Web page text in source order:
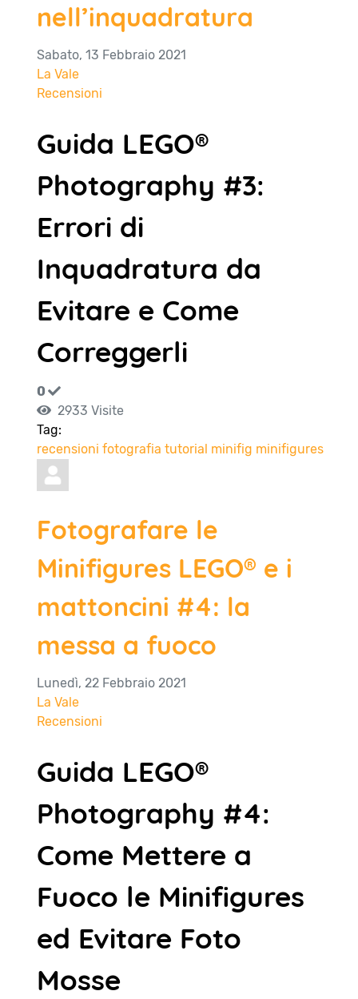
nell’inquadratura
Sabato, 13 Febbraio 2021
La Vale
Recensioni
Guida LEGO®
Photography #3:
Errori di
Inquadratura da
Evitare e Come
Correggerli
0
2933 Visite
Tag:
recensioni fotografia tutorial minifig minifigures
Fotografare le
Minifigures LEGO® e i
mattoncini #4: la
messa a fuoco
Lunedì, 22 Febbraio 2021
La Vale
Recensioni
Guida LEGO®
Photography #4:
Come Mettere a
Fuoco le Minifigures
ed Evitare Foto
Mosse